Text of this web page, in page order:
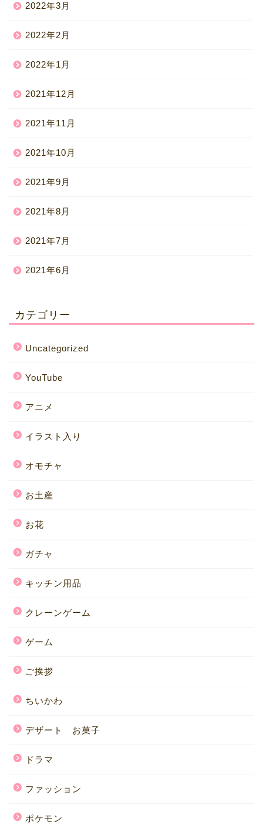
2022年3月
2022年2月
2022年1月
2021年12月
2021年11月
2021年10月
2021年9月
2021年8月
2021年7月
2021年6月
カテゴリー
Uncategorized
YouTube
アニメ
イラスト入り
オモチャ
お土産
お花
ガチャ
キッチン用品
クレーンゲーム
ゲーム
ご挨拶
ちいかわ
デザート お菓子
ドラマ
ファッション
ポケモン